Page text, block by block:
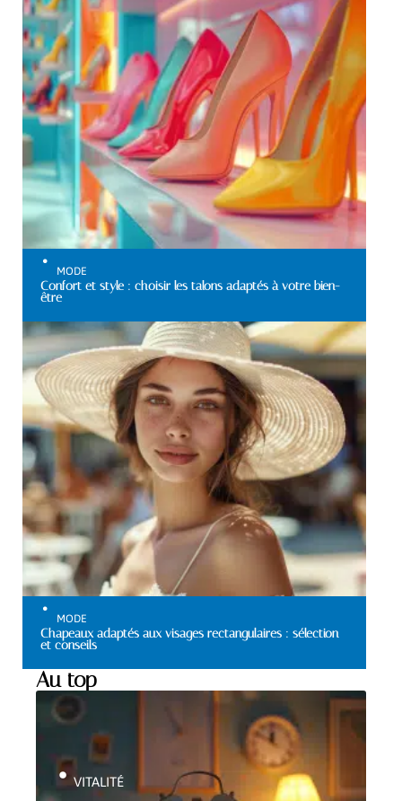
MODE
Confort et style : choisir les talons adaptés à votre bien-
être
MODE
Chapeaux adaptés aux visages rectangulaires : sélection
et conseils
Au top
VITALITÉ